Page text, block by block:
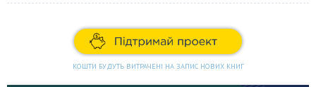
КОШТИ БУДУТЬ ВИТРАЧЕНІ НА ЗАПИС НОВИХ КНИГ